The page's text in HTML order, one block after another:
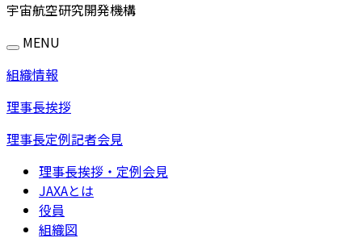
宇宙航空研究開発機構
MENU
組織情報
理事長挨拶
理事長定例記者会見
理事長挨拶・定例会見
JAXAとは
役員
組織図